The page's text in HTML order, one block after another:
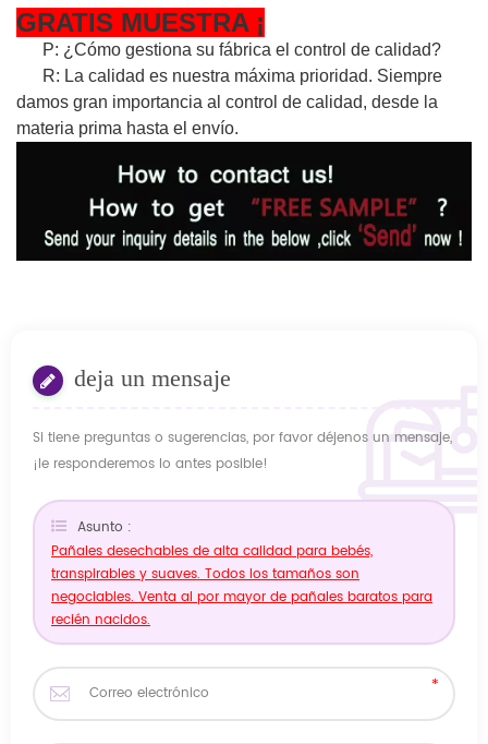
GRATIS MUESTRA ¡
P: ¿Cómo gestiona su fábrica el control de calidad?
R: La calidad es nuestra máxima prioridad. Siempre
damos gran importancia al control de calidad, desde la
materia prima hasta el envío.
deja un mensaje
Si tiene preguntas o sugerencias, por favor déjenos un mensaje,
¡le responderemos lo antes posible!
Asunto :
Pañales desechables de alta calidad para bebés,
transpirables y suaves. Todos los tamaños son
negociables. Venta al por mayor de pañales baratos para
recién nacidos.